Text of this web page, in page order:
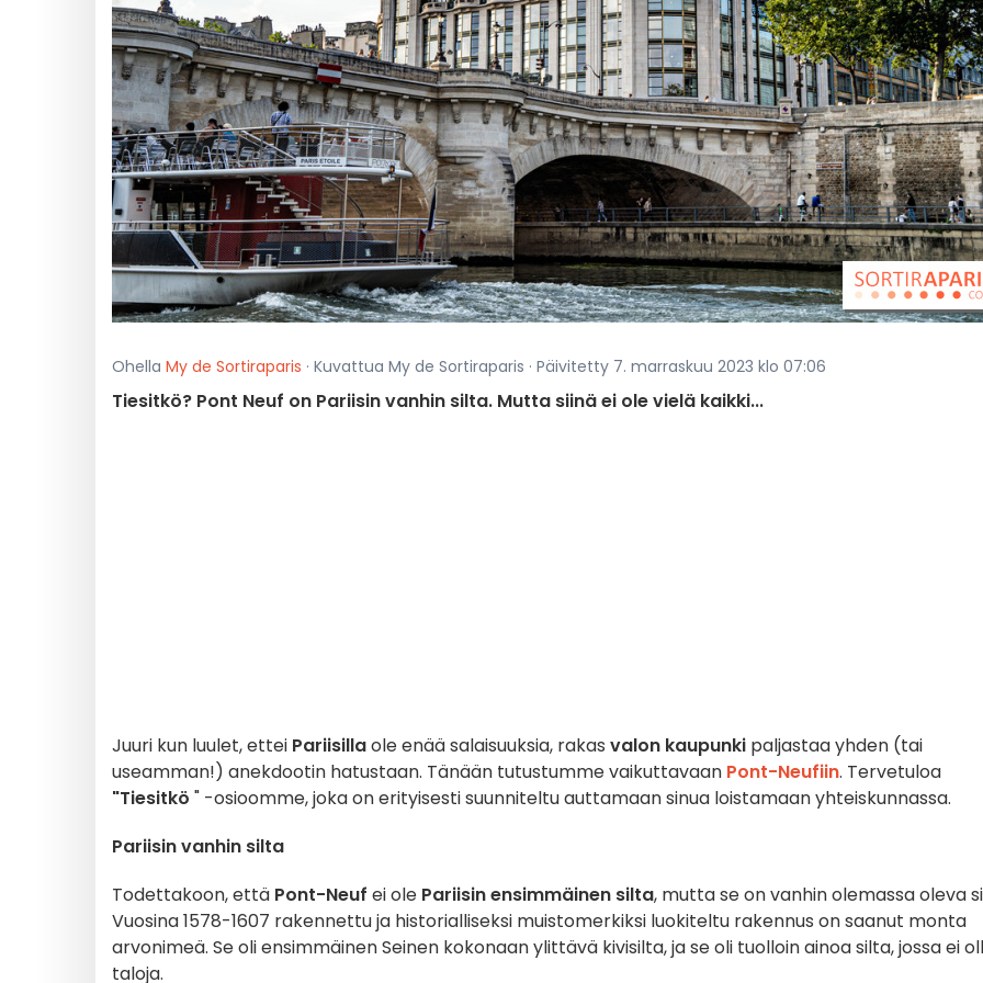
Ohella My de Sortiraparis · Kuvattua My de Sortiraparis · Päivitetty 7. marraskuu 2023 klo 07:06
Tiesitkö? Pont Neuf on Pariisin vanhin silta. Mutta siinä ei ole vielä kaikki...
Juuri kun luulet, ettei Pariisillaole enää salaisuuksia, rakas valon kaupunki paljastaa yhden (tai
useamman!) anekdootin hatustaan. Tänään tutustumme vaikuttavaan Pont-Neufiin. Tervetuloa
"Tiesitkö " -osioomme, joka on erityisesti suunniteltu auttamaan sinua loistamaan yhteiskunnassa.
Pariisin vanhin silta
Todettakoon, että Pont-Neuf ei ole Pariisin ensimmäinen silta, mutta se on vanhin olemassa oleva
Vuosina 1578-1607 rakennettu ja historialliseksi muistomerkiksi luokiteltu rakennus on saanut monta
arvonimeä. Se oli ensimmäinen Seinen kokonaan ylittävä kivisilta, ja se oli tuolloin ainoa silta, jossa ei
taloja.